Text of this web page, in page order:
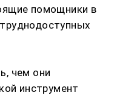
помощники в
чем они
инструмент